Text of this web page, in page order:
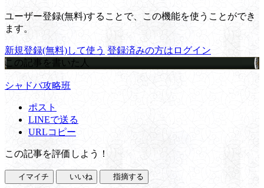
ユーザー登録(無料)することで、この機能を使うことができ
ます。
新規登録(無料)して使う 登録済みの方はログイン
この記事を書いた人
シャドバ攻略班
ポスト
LINEで送る
URLコピー
この記事を評価しよう！
イマイチ いいね 指摘する